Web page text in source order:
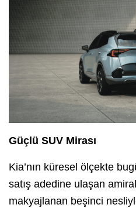
Güçlü SUV Mirası
Kia’nın küresel ölçekte
satış adedine ulaşan
makyajlanan beşinci